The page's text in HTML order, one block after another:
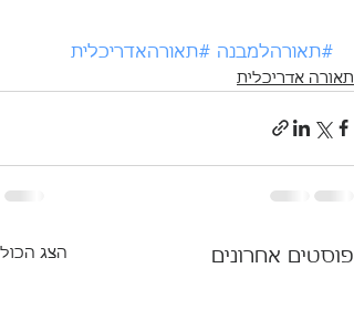
#תאורהלמבנה #תאורהאדריכלית
תאורה אדריכלית
פוסטים אחרונים הצג הכול